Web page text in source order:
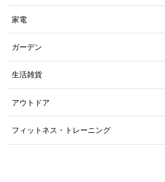
家電
ガーデン
生活雑貨
アウトドア
フィットネス・トレーニング